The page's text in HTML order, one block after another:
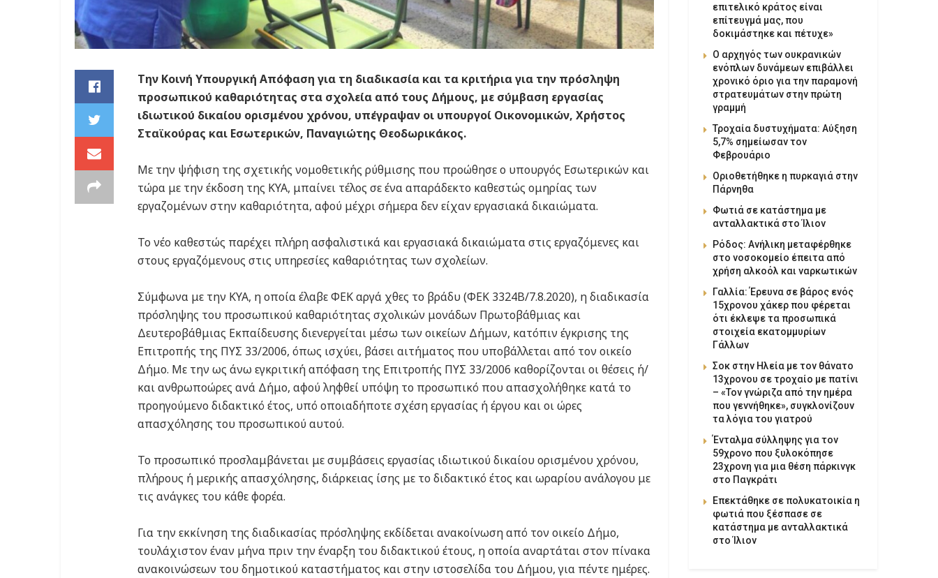
Την Κοινή Υπουργική Απόφαση για τη διαδικασία και τα κριτήρια για την πρόσληψη
προσωπικού καθαριότητας στα σχολεία από τους Δήμους, με σύμβαση εργασίας
ιδιωτικού δικαίου ορισμένου χρόνου, υπέγραψαν οι υπουργοί Οικονομικών, Χρήστος
Σταϊκούρας και Εσωτερικών, Παναγιώτης Θεοδωρικάκος.
Με την ψήφιση της σχετικής νομοθετικής ρύθμισης που προώθησε ο υπουργός Εσωτερικών και
τώρα με την έκδοση της ΚΥΑ, μπαίνει τέλος σε ένα απαράδεκτο καθεστώς ομηρίας των
εργαζομένων στην καθαριότητα, αφού μέχρι σήμερα δεν είχαν εργασιακά δικαιώματα.
Το νέο καθεστώς παρέχει πλήρη ασφαλιστικά και εργασιακά δικαιώματα στις εργαζόμενες και
στους εργαζόμενους στις υπηρεσίες καθαριότητας των σχολείων.
Σύμφωνα με την ΚΥΑ, η οποία έλαβε ΦΕΚ αργά χθες το βράδυ (ΦΕΚ 3324B/7.8.2020), η διαδικασία
πρόσληψης του προσωπικού καθαριότητας σχολικών μονάδων Πρωτοβάθμιας και
Δευτεροβάθμιας Εκπαίδευσης διενεργείται μέσω των οικείων Δήμων, κατόπιν έγκρισης της
Επιτροπής της ΠΥΣ 33/2006, όπως ισχύει, βάσει αιτήματος που υποβάλλεται από τον οικείο
Δήμο. Με την ως άνω εγκριτική απόφαση της Επιτροπής ΠΥΣ 33/2006 καθορίζονται οι θέσεις ή/
και ανθρωποώρες ανά Δήμο, αφού ληφθεί υπόψη το προσωπικό που απασχολήθηκε κατά το
προηγούμενο διδακτικό έτος, υπό οποιαδήποτε σχέση εργασίας ή έργου και οι ώρες
απασχόλησης του προσωπικού αυτού.
Το προσωπικό προσλαμβάνεται με συμβάσεις εργασίας ιδιωτικού δικαίου ορισμένου χρόνου,
πλήρους ή μερικής απασχόλησης, διάρκειας ίσης με το διδακτικό έτος και ωραρίου ανάλογου με
τις ανάγκες του κάθε φορέα.
Για την εκκίνηση της διαδικασίας πρόσληψης εκδίδεται ανακοίνωση από τον οικείο Δήμο,
τουλάχιστον έναν μήνα πριν την έναρξη του διδακτικού έτους, η οποία αναρτάται στον πίνακα
ανακοινώσεων του δημοτικού καταστήματος και στην ιστοσελίδα του Δήμου, για πέντε ημέρες.
επιτελικό κράτος είναι
επίτευγμά μας, που
δοκιμάστηκε και πέτυχε»
Ο αρχηγός των ουκρανικών
ενόπλων δυνάμεων επιβάλλει
χρονικό όριο για την παραμονή
στρατευμάτων στην πρώτη
γραμμή
Τροχαία δυστυχήματα: Αύξηση
5,7% σημείωσαν τον
Φεβρουάριο
Οριοθετήθηκε η πυρκαγιά στην
Πάρνηθα
Φωτιά σε κατάστημα με
ανταλλακτικά στο Ίλιον
Ρόδος: Ανήλικη μεταφέρθηκε
στο νοσοκομείο έπειτα από
χρήση αλκοόλ και ναρκωτικών
Γαλλία: Έρευνα σε βάρος ενός
15χρονου χάκερ που φέρεται
ότι έκλεψε τα προσωπικά
στοιχεία εκατομμυρίων
Γάλλων
Σοκ στην Ηλεία με τον θάνατο
13χρονου σε τροχαίο με πατίνι
– «Τον γνώριζα από την ημέρα
που γεννήθηκε», συγκλονίζουν
τα λόγια του γιατρού
Ένταλμα σύλληψης για τον
59χρονο που ξυλοκόπησε
23χρονη για μια θέση πάρκινγκ
στο Παγκράτι
Επεκτάθηκε σε πολυκατοικία η
φωτιά που ξέσπασε σε
κατάστημα με ανταλλακτικά
στο Ίλιον